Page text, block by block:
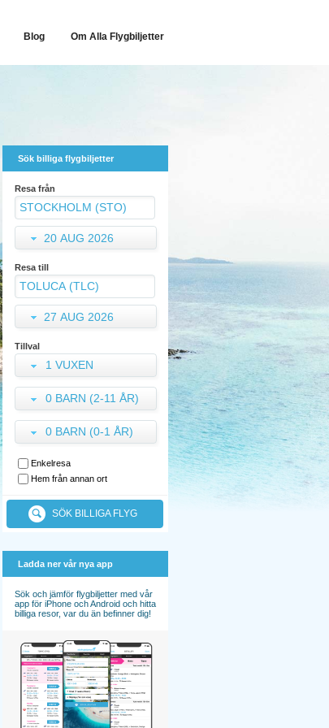
Blog Om Alla Flygbiljetter
Sök billiga flygbiljetter
Resa från
20 AUG 2026
Resa till
27 AUG 2026
Tillval
1 VUXEN
0 BARN (2-11 ÅR)
0 BARN (0-1 ÅR)
Enkelresa
Hem från annan ort
SÖK BILLIGA FLYG
Ladda ner vår nya app
Sök och jämför flygbiljetter med vår
app för iPhone och Android och hitta
billiga resor, var du än befinner dig!